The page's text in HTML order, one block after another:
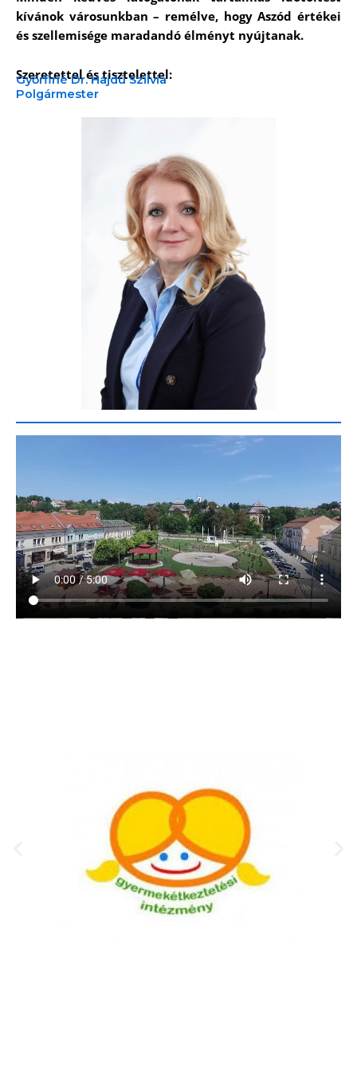
kívánok városunkban – remélve, hogy Aszód értékei
és szellemisége maradandó élményt nyújtanak.
Szeretettel és tisztelettel:
Győrfiné Dr. Hajdú Szilvia
Polgármester